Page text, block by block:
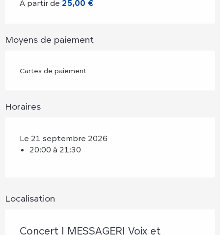
À partir de 25,00 €
Moyens de paiement
Cartes de paiement
Horaires
Le 21 septembre 2026
20:00 à 21:30
Localisation
Concert I MESSAGERI Voix et